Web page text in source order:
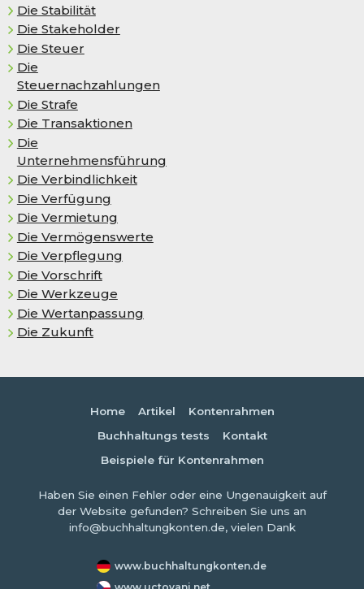
Die Stabilität
Die Stakeholder
Die Steuer
Die
Steuernachzahlungen
Die Strafe
Die Transaktionen
Die
Unternehmensführung
Die Verbindlichkeit
Die Verfügung
Die Vermietung
Die Vermögenswerte
Die Verpflegung
Die Vorschrift
Die Werkzeuge
Die Wertanpassung
Die Zukunft
Home Artikel
Kontenrahmen
Buchhaltungs tests
Kontakt
Beispiele für Kontenrahmen
Haben Sie einen Fehler oder eine Ungenauigkeit auf
der Website gefunden? Schreiben Sie uns an
info@buchhaltungkonten.de, vielen Dank
www.buchhaltungkonten.de